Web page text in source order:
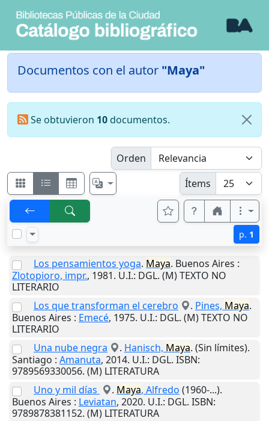
Documentos con el autor "Maya"
Se obtuvieron 10documentos.
Orden
Ítems
p. 1
Los pensamientos yoga. Maya. Buenos Aires :
Zlotopioro, impr., 1981. U.I.: DGL. (M) TEXTO NO
LITERARIO
Los que transforman el cerebro
. Pines, Maya.
Buenos Aires : Emecé, 1975. U.I.: DGL. (M) TEXTO NO
LITERARIO
Una nube negra
. Hanisch, Maya. (Sin límites).
Santiago : Amanuta, 2014. U.I.: DGL. ISBN:
9789569330056. (M) LITERATURA
Uno y mil días
. Maya, Alfredo (1960-...).
Buenos Aires : Leviatan, 2020. U.I.: DGL. ISBN:
9789878381152. (M) LITERATURA